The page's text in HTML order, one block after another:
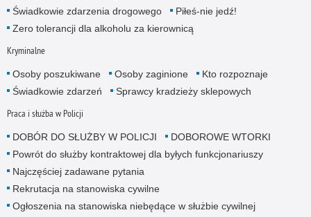
Świadkowie zdarzenia drogowego
Piłeś-nie jedź!
Zero tolerancji dla alkoholu za kierownicą
Kryminalne
Osoby poszukiwane Osoby zaginione
Kto rozpoznaje
Świadkowie zdarzeń
Sprawcy kradzieży sklepowych
Praca i służba w Policji
DOBÓR DO SŁUŻBY W POLICJI
DOBOROWE WTORKI
Powrót do służby kontraktowej dla byłych funkcjonariuszy
Najczęściej zadawane pytania
Rekrutacja na stanowiska cywilne
Ogłoszenia na stanowiska niebędące w służbie cywilnej